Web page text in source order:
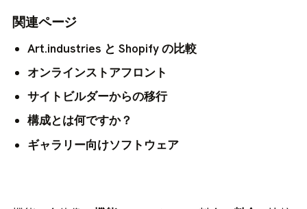
関連ページ
Art.industries と Shopify の比較
オンラインストアフロント
サイトビルダーからの移行
構成とは何ですか？
ギャラリー向けソフトウェア